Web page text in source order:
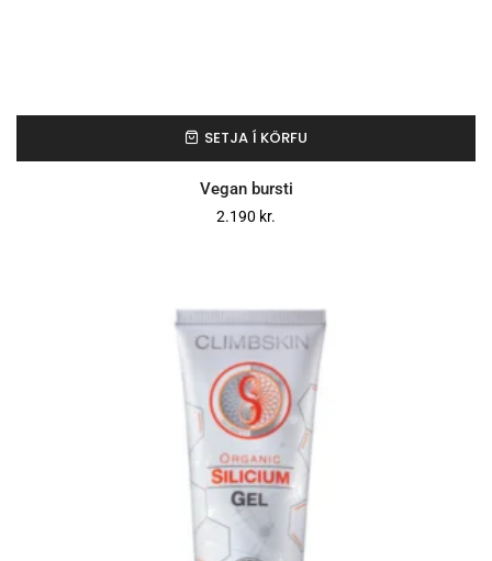
SETJA Í KÖRFU
Vegan bursti
2.190 kr.